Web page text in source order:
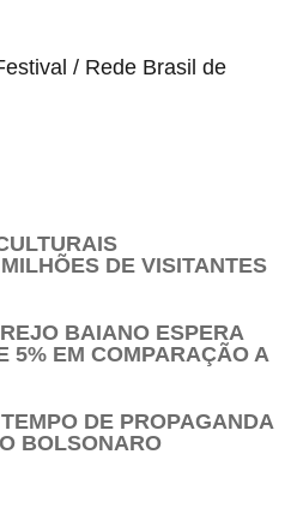
/ Rede Brasil de
DE VISITANTES
BAIANO ESPERA
5% EM COMPARAÇÃO A
DE PROPAGANDA
BOLSONARO